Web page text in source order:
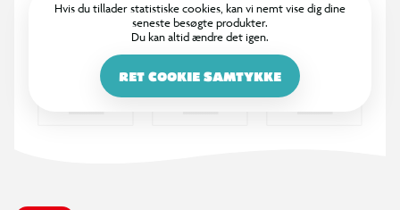
Hvis du tillader statistiske cookies, kan vi nemt vise dig dine
seneste besøgte produkter.
Du kan altid ændre det igen.
RET COOKIE SAMTYKKE